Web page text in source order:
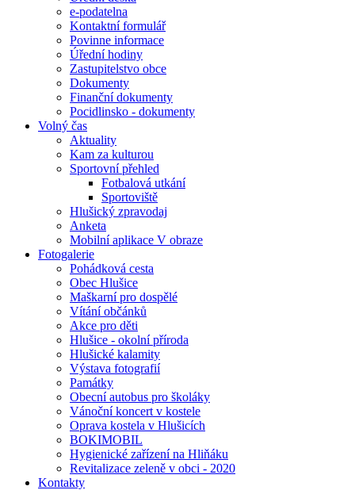
e-podatelna
Kontaktní formulář
Povinne informace
Úřední hodiny
Zastupitelstvo obce
Dokumenty
Finanční dokumenty
Pocidlinsko - dokumenty
Volný čas
Aktuality
Kam za kulturou
Sportovní přehled
Fotbalová utkání
Sportoviště
Hlušický zpravodaj
Anketa
Mobilní aplikace V obraze
Fotogalerie
Pohádková cesta
Obec Hlušice
Maškarní pro dospělé
Vítání občánků
Akce pro děti
Hlušice - okolní příroda
Hlušické kalamity
Výstava fotografií
Památky
Obecní autobus pro školáky
Vánoční koncert v kostele
Oprava kostela v Hlušicích
BOKIMOBIL
Hygienické zařízení na Hliňáku
Revitalizace zeleně v obci - 2020
Kontakty